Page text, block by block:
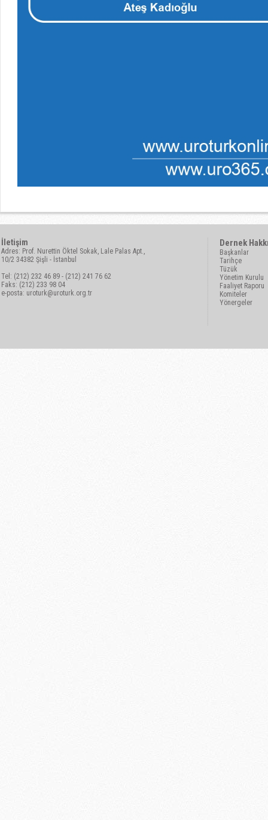
İletişim
Adres: Prof. Nurettin Öktel Sokak, Lale Palas Apt.,
10/2 34382 Şişli - İstanbul
Tel: (212) 232 46 89 - (212) 241 76 62
Faks: (212) 233 98 04
e-posta: uroturk@uroturk.org.tr
Dernek
Başkanlar
Tarihçe
Tüzük
Yönetim Kurulu
Faaliyet Raporu
Komiteler
Yönergeler